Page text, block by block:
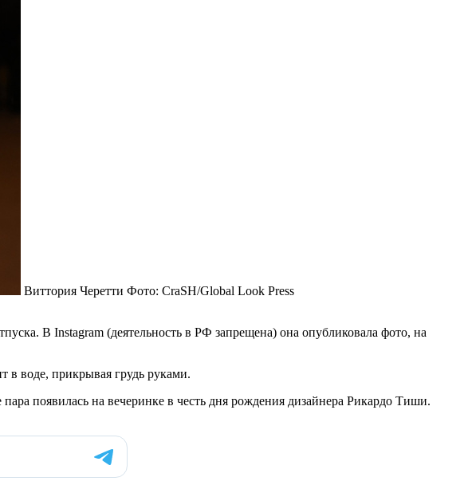
Виттория Черетти Фото: CraSH/Global Look Press
В Instagram (деятельность в РФ запрещена) она опубликовала фото, на
в воде, прикрывая грудь руками.
появилась на вечеринке в честь дня рождения дизайнера Рикардо Тиши.